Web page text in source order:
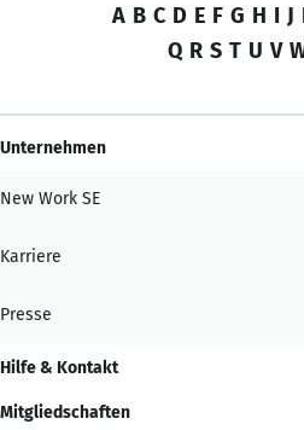
A B C D E F G H I J
Q R S T U V
Unternehmen
New Work SE
Karriere
Presse
Hilfe & Kontakt
Mitgliedschaften